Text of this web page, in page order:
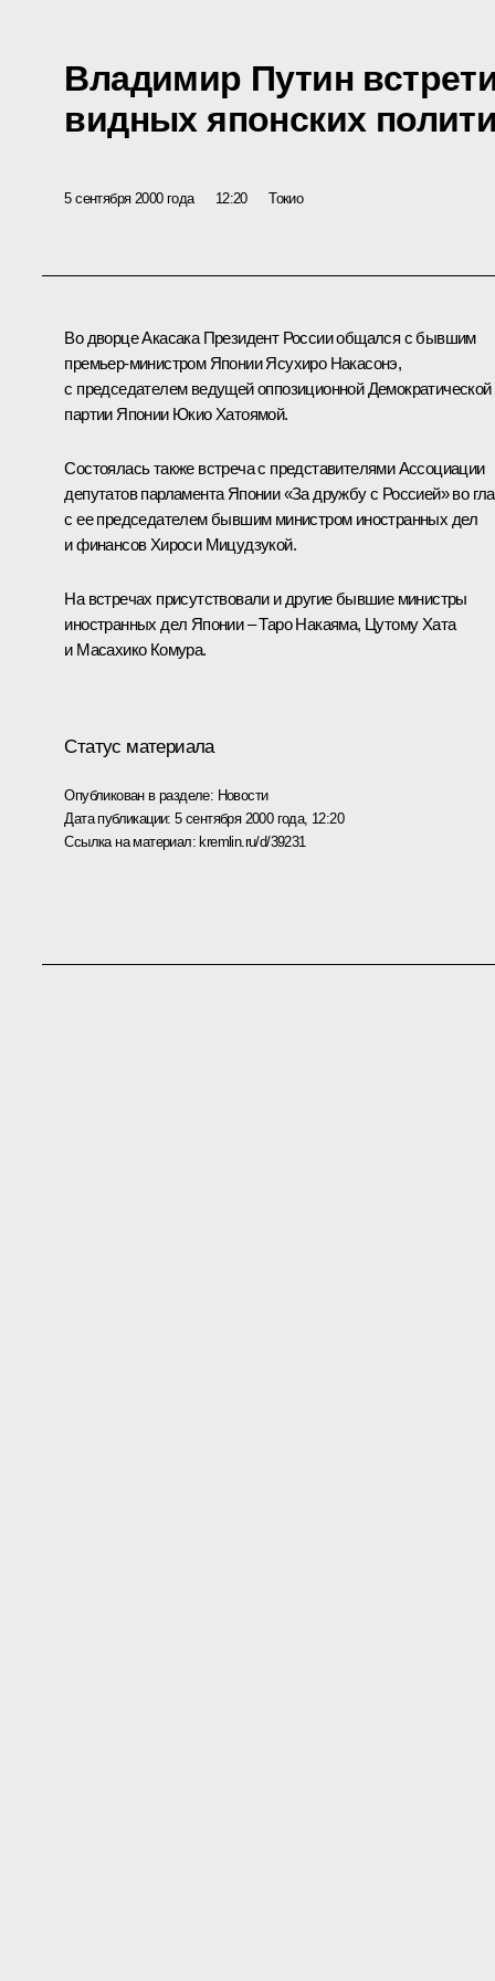
Владимир Путин
видных японских
5 сентября 2000 года 12:20 Токио
Во дворце Акасака Президент России общался с бывшим
премьер-министром Японии Ясухиро Накасонэ,
с председателем ведущей оппозиционной Демократической
партии Японии Юкио Хатоямой.
Состоялась также встреча с представителями Ассоциации
депутатов парламента Японии «За дружбу с Россией» во
с ее председателем бывшим министром иностранных дел
и финансов Хироси Мицудзукой.
На встречах присутствовали и другие бывшие министры
иностранных дел Японии – Таро Накаяма, Цутому Хата
и Масахико Комура.
Статус материала
Опубликован в разделе: Новости
Дата публикации:5 сентября 2000 года, 12:20
Ссылка на материал:kremlin.ru/d/39231